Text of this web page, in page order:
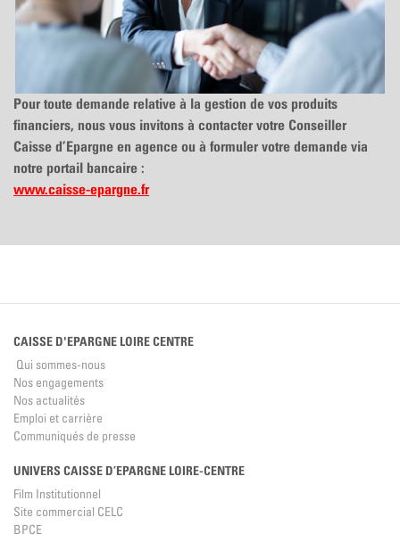
Pour toute demande relative à la gestion de vos produits
financiers, nous vous invitons à contacter votre Conseiller
Caisse d’Epargne en agence ou à formuler votre demande via
notre portail bancaire :
www.caisse-epargne.fr
CAISSE D'EPARGNE LOIRE CENTRE
Qui sommes-nous
Nos engagements
Nos actualités
Emploi et carrière
Communiqués de presse
UNIVERS CAISSE D’EPARGNE LOIRE-CENTRE
Film Institutionnel
Site commercial CELC
BPCE